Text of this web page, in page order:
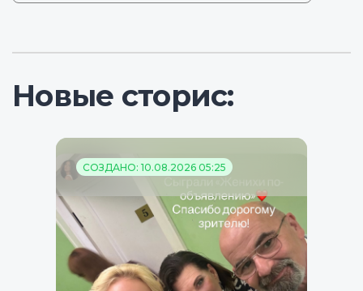
Новые сторис:
СОЗДАНО: 10.08.2026 05:25